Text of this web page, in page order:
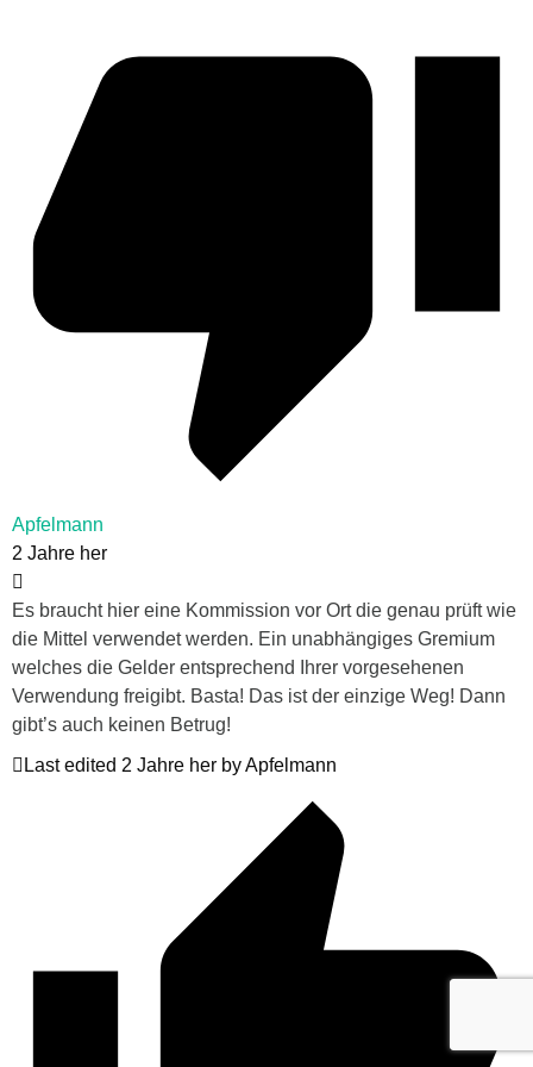
Apfelmann
2 Jahre her
Es braucht hier eine Kommission vor Ort die genau prüft wie
die Mittel verwendet werden. Ein unabhängiges Gremium
welches die Gelder entsprechend Ihrer vorgesehenen
Verwendung freigibt. Basta! Das ist der einzige Weg! Dann
gibt’s auch keinen Betrug!
Last edited 2 Jahre her by Apfelmann